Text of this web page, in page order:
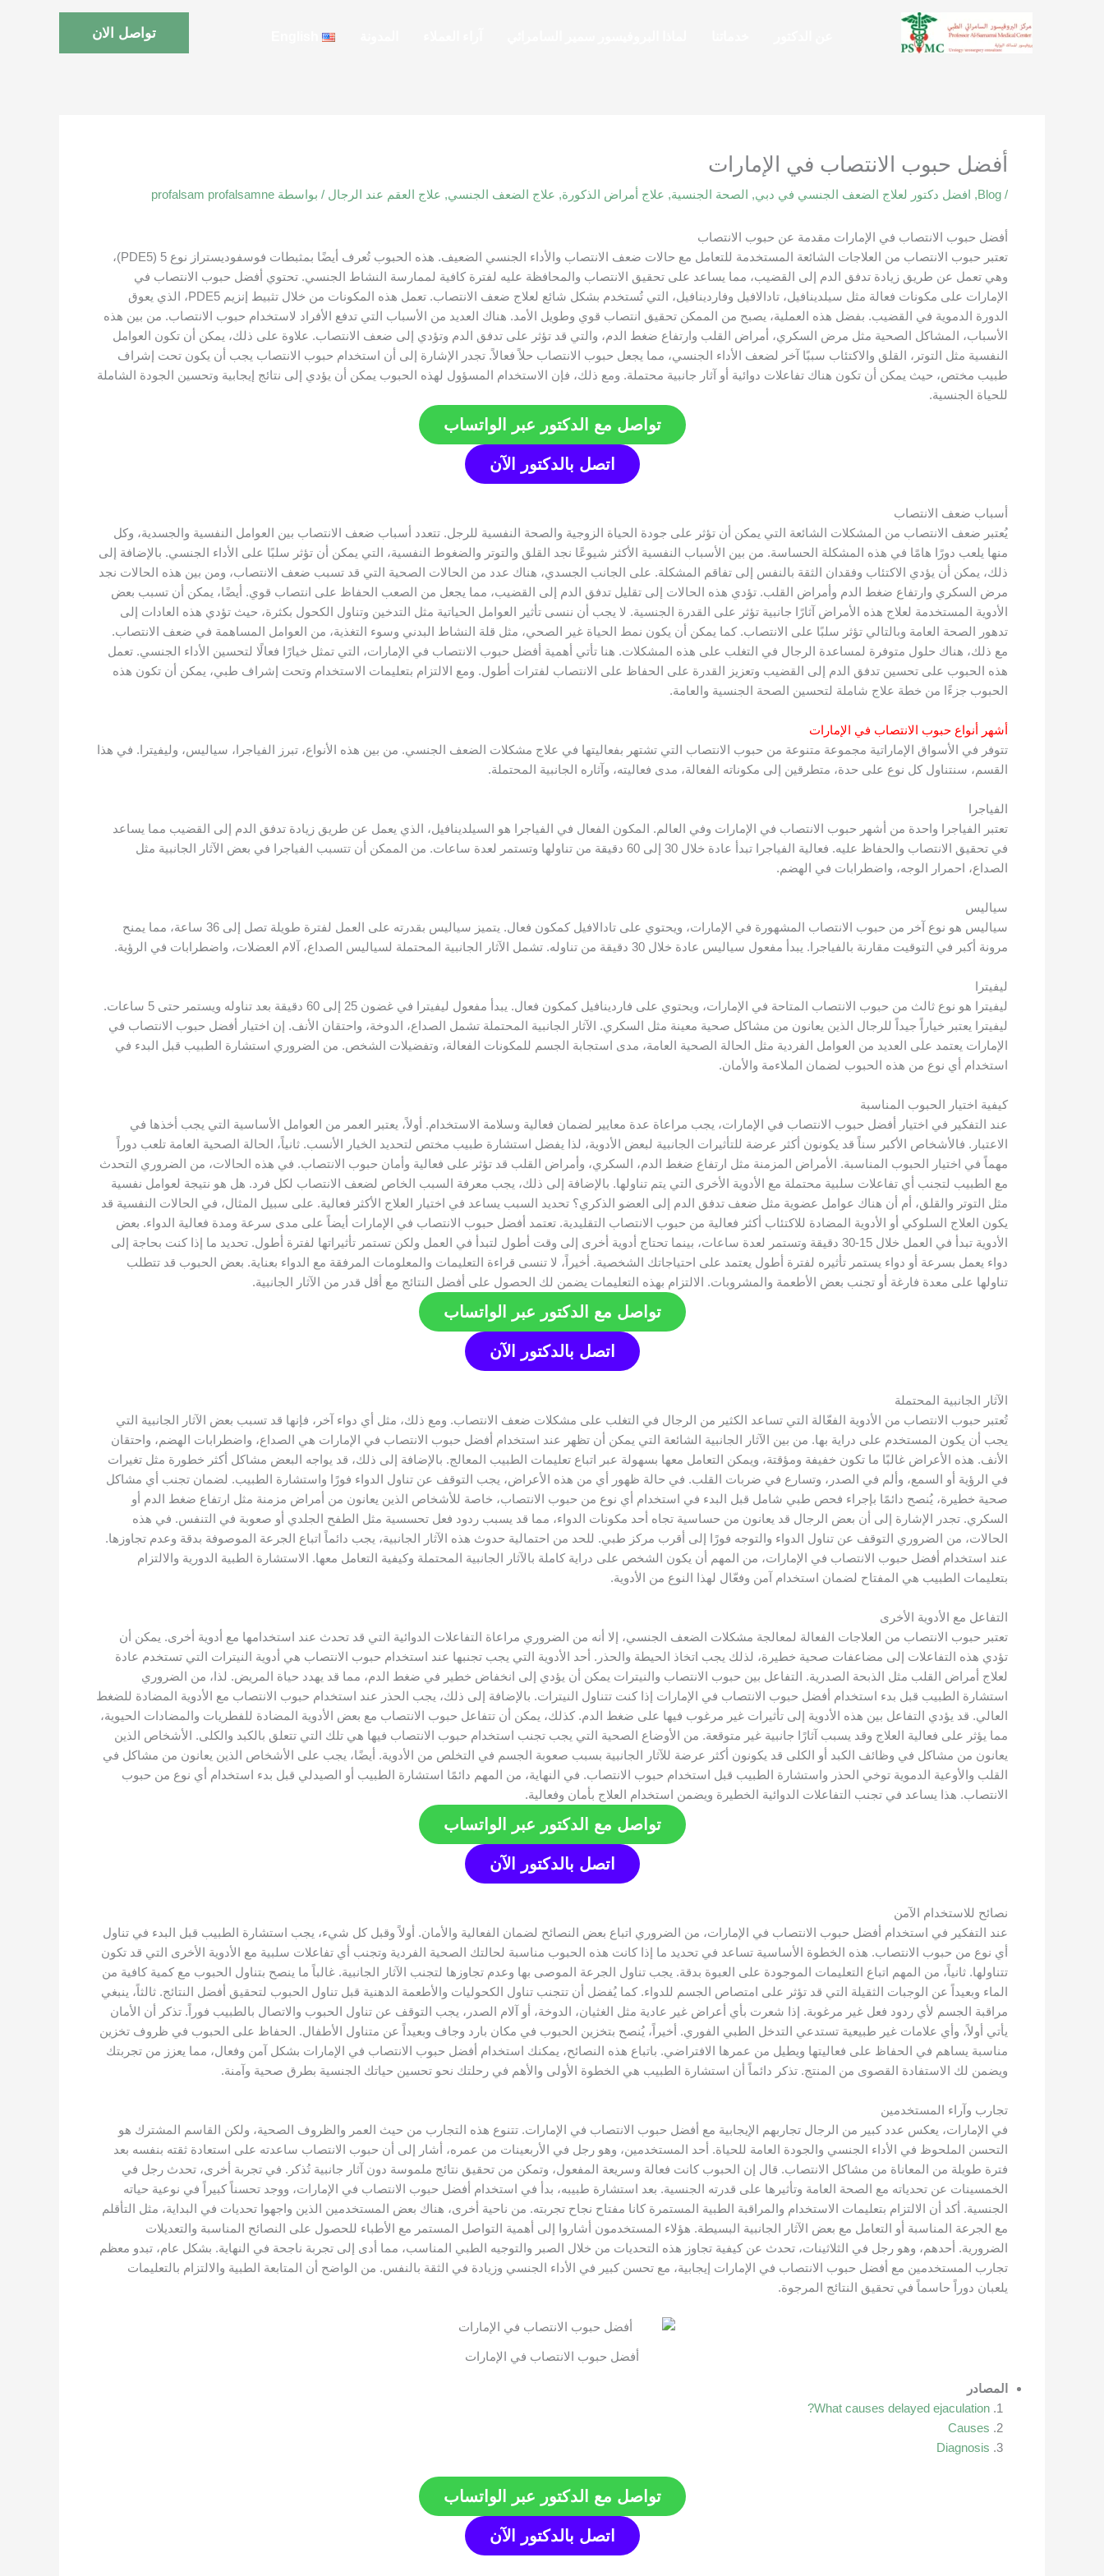
تواصل الان
أفضل حبوب الانتصاب في الإمارات
/
Blog
, افضل دكتور لعلاج الضعف الجنسي في دبي, الصحة الجنسية, علاج أمراض الذكورة, علاج الضعف الجنسي, علاج العقم عند الرجال / بواسطة profalsam profalsamne
أفضل حبوب الانتصاب في الإمارات مقدمة عن حبوب الانتصاب
تعتبر حبوب الانتصاب من العلاجات الشائعة المستخدمة للتعامل مع حالات ضعف الانتصاب والأداء الجنسي الضعيف. هذه الحبوب تُعرف أيضًا بمثبطات فوسفوديستراز نوع 5 (PDE5)،
وهي تعمل عن طريق زيادة تدفق الدم إلى القضيب، مما يساعد على تحقيق الانتصاب والمحافظة عليه لفترة كافية لممارسة النشاط الجنسي. تحتوي أفضل حبوب الانتصاب في
الإمارات على مكونات فعالة مثل سيلدينافيل، تادالافيل وفاردينافيل، التي تُستخدم بشكل شائع لعلاج ضعف الانتصاب. تعمل هذه المكونات من خلال تثبيط إنزيم PDE5، الذي يعوق
الدورة الدموية في القضيب. بفضل هذه العملية، يصبح من الممكن تحقيق انتصاب قوي وطويل الأمد. هناك العديد من الأسباب التي تدفع الأفراد لاستخدام حبوب الانتصاب. من بين هذه
الأسباب، المشاكل الصحية مثل مرض السكري، أمراض القلب وارتفاع ضغط الدم، والتي قد تؤثر على تدفق الدم وتؤدي إلى ضعف الانتصاب. علاوة على ذلك، يمكن أن تكون العوامل
النفسية مثل التوتر، القلق والاكتئاب سببًا آخر لضعف الأداء الجنسي، مما يجعل حبوب الانتصاب حلاً فعالاً. تجدر الإشارة إلى أن استخدام حبوب الانتصاب يجب أن يكون تحت إشراف
طبيب مختص، حيث يمكن أن تكون هناك تفاعلات دوائية أو آثار جانبية محتملة. ومع ذلك، فإن الاستخدام المسؤول لهذه الحبوب يمكن أن يؤدي إلى نتائج إيجابية وتحسين الجودة الشاملة
للحياة الجنسية.
تواصل مع الدكتور عبر الواتساب
اتصل بالدكتور الآن
أسباب ضعف الانتصاب
يُعتبر ضعف الانتصاب من المشكلات الشائعة التي يمكن أن تؤثر على جودة الحياة الزوجية والصحة النفسية للرجل. تتعدد أسباب ضعف الانتصاب بين العوامل النفسية والجسدية، وكل
منها يلعب دورًا هامًا في هذه المشكلة الحساسة. من بين الأسباب النفسية الأكثر شيوعًا نجد القلق والتوتر والضغوط النفسية، التي يمكن أن تؤثر سلبًا على الأداء الجنسي. بالإضافة إلى
ذلك، يمكن أن يؤدي الاكتئاب وفقدان الثقة بالنفس إلى تفاقم المشكلة. على الجانب الجسدي، هناك عدد من الحالات الصحية التي قد تسبب ضعف الانتصاب، ومن بين هذه الحالات نجد
مرض السكري وارتفاع ضغط الدم وأمراض القلب. تؤدي هذه الحالات إلى تقليل تدفق الدم إلى القضيب، مما يجعل من الصعب الحفاظ على انتصاب قوي. أيضًا، يمكن أن تسبب بعض
الأدوية المستخدمة لعلاج هذه الأمراض آثارًا جانبية تؤثر على القدرة الجنسية. لا يجب أن ننسى تأثير العوامل الحياتية مثل التدخين وتناول الكحول بكثرة، حيث تؤدي هذه العادات إلى
تدهور الصحة العامة وبالتالي تؤثر سلبًا على الانتصاب. كما يمكن أن يكون نمط الحياة غير الصحي، مثل قلة النشاط البدني وسوء التغذية، من العوامل المساهمة في ضعف الانتصاب.
مع ذلك، هناك حلول متوفرة لمساعدة الرجال في التغلب على هذه المشكلات. هنا تأتي أهمية أفضل حبوب الانتصاب في الإمارات، التي تمثل خيارًا فعالًا لتحسين الأداء الجنسي. تعمل
هذه الحبوب على تحسين تدفق الدم إلى القضيب وتعزيز القدرة على الحفاظ على الانتصاب لفترات أطول. ومع الالتزام بتعليمات الاستخدام وتحت إشراف طبي، يمكن أن تكون هذه
الحبوب جزءًا من خطة علاج شاملة لتحسين الصحة الجنسية والعامة.
أشهر أنواع حبوب الانتصاب في الإمارات
تتوفر في الأسواق الإماراتية مجموعة متنوعة من حبوب الانتصاب التي تشتهر بفعاليتها في علاج مشكلات الضعف الجنسي. من بين هذه الأنواع، تبرز الفياجرا، سياليس، وليفيترا. في هذا
القسم، سنتناول كل نوع على حدة، متطرقين إلى مكوناته الفعالة، مدى فعاليته، وآثاره الجانبية المحتملة.
الفياجرا
تعتبر الفياجرا واحدة من أشهر حبوب الانتصاب في الإمارات وفي العالم. المكون الفعال في الفياجرا هو السيلدينافيل، الذي يعمل عن طريق زيادة تدفق الدم إلى القضيب مما يساعد
في تحقيق الانتصاب والحفاظ عليه. فعالية الفياجرا تبدأ عادة خلال 30 إلى 60 دقيقة من تناولها وتستمر لعدة ساعات. من الممكن أن تتسبب الفياجرا في بعض الآثار الجانبية مثل
الصداع، احمرار الوجه، واضطرابات في الهضم.
سياليس
سياليس هو نوع آخر من حبوب الانتصاب المشهورة في الإمارات، ويحتوي على تادالافيل كمكون فعال. يتميز سياليس بقدرته على العمل لفترة طويلة تصل إلى 36 ساعة، مما يمنح
مرونة أكبر في التوقيت مقارنة بالفياجرا. يبدأ مفعول سياليس عادة خلال 30 دقيقة من تناوله. تشمل الآثار الجانبية المحتملة لسياليس الصداع، آلام العضلات، واضطرابات في الرؤية.
ليفيترا
ليفيترا هو نوع ثالث من حبوب الانتصاب المتاحة في الإمارات، ويحتوي على فاردينافيل كمكون فعال. يبدأ مفعول ليفيترا في غضون 25 إلى 60 دقيقة بعد تناوله ويستمر حتى 5 ساعات.
ليفيترا يعتبر خياراً جيداً للرجال الذين يعانون من مشاكل صحية معينة مثل السكري. الآثار الجانبية المحتملة تشمل الصداع، الدوخة، واحتقان الأنف. إن اختيار أفضل حبوب الانتصاب في
الإمارات يعتمد على العديد من العوامل الفردية مثل الحالة الصحية العامة، مدى استجابة الجسم للمكونات الفعالة، وتفضيلات الشخص. من الضروري استشارة الطبيب قبل البدء في
استخدام أي نوع من هذه الحبوب لضمان الملاءمة والأمان.
كيفية اختيار الحبوب المناسبة
عند التفكير في اختيار أفضل حبوب الانتصاب في الإمارات، يجب مراعاة عدة معايير لضمان فعالية وسلامة الاستخدام. أولاً، يعتبر العمر من العوامل الأساسية التي يجب أخذها في
الاعتبار. فالأشخاص الأكبر سناً قد يكونون أكثر عرضة للتأثيرات الجانبية لبعض الأدوية، لذا يفضل استشارة طبيب مختص لتحديد الخيار الأنسب. ثانياً، الحالة الصحية العامة تلعب دوراً
مهماً في اختيار الحبوب المناسبة. الأمراض المزمنة مثل ارتفاع ضغط الدم، السكري، وأمراض القلب قد تؤثر على فعالية وأمان حبوب الانتصاب. في هذه الحالات، من الضروري التحدث
مع الطبيب لتجنب أي تفاعلات سلبية محتملة مع الأدوية الأخرى التي يتم تناولها. بالإضافة إلى ذلك، يجب معرفة السبب الخاص لضعف الانتصاب لكل فرد. هل هو نتيجة لعوامل نفسية
مثل التوتر والقلق، أم أن هناك عوامل عضوية مثل ضعف تدفق الدم إلى العضو الذكري؟ تحديد السبب يساعد في اختيار العلاج الأكثر فعالية. على سبيل المثال، في الحالات النفسية قد
يكون العلاج السلوكي أو الأدوية المضادة للاكتئاب أكثر فعالية من حبوب الانتصاب التقليدية. تعتمد أفضل حبوب الانتصاب في الإمارات أيضاً على مدى سرعة ومدة فعالية الدواء. بعض
الأدوية تبدأ في العمل خلال 15-30 دقيقة وتستمر لعدة ساعات، بينما تحتاج أدوية أخرى إلى وقت أطول لتبدأ في العمل ولكن تستمر تأثيراتها لفترة أطول. تحديد ما إذا كنت بحاجة إلى
دواء يعمل بسرعة أو دواء يستمر تأثيره لفترة أطول يعتمد على احتياجاتك الشخصية. أخيراً، لا تنسى قراءة التعليمات والمعلومات المرفقة مع الدواء بعناية. بعض الحبوب قد تتطلب
تناولها على معدة فارغة أو تجنب بعض الأطعمة والمشروبات. الالتزام بهذه التعليمات يضمن لك الحصول على أفضل النتائج مع أقل قدر من الآثار الجانبية.
تواصل مع الدكتور عبر الواتساب
اتصل بالدكتور الآن
الآثار الجانبية المحتملة
تُعتبر حبوب الانتصاب من الأدوية الفعّالة التي تساعد الكثير من الرجال في التغلب على مشكلات ضعف الانتصاب. ومع ذلك، مثل أي دواء آخر، فإنها قد تسبب بعض الآثار الجانبية التي
يجب أن يكون المستخدم على دراية بها. من بين الآثار الجانبية الشائعة التي يمكن أن تظهر عند استخدام أفضل حبوب الانتصاب في الإمارات هي الصداع، واضطرابات الهضم، واحتقان
الأنف. هذه الأعراض غالبًا ما تكون خفيفة ومؤقتة، ويمكن التعامل معها بسهولة عبر اتباع تعليمات الطبيب المعالج. بالإضافة إلى ذلك، قد يواجه البعض مشاكل أكثر خطورة مثل تغيرات
في الرؤية أو السمع، وألم في الصدر، وتسارع في ضربات القلب. في حالة ظهور أي من هذه الأعراض، يجب التوقف عن تناول الدواء فورًا واستشارة الطبيب. لضمان تجنب أي مشاكل
صحية خطيرة، يُنصح دائمًا بإجراء فحص طبي شامل قبل البدء في استخدام أي نوع من حبوب الانتصاب، خاصة للأشخاص الذين يعانون من أمراض مزمنة مثل ارتفاع ضغط الدم أو
السكري. تجدر الإشارة إلى أن بعض الرجال قد يعانون من حساسية تجاه أحد مكونات الدواء، مما قد يسبب ردود فعل تحسسية مثل الطفح الجلدي أو صعوبة في التنفس. في هذه
الحالات، من الضروري التوقف عن تناول الدواء والتوجه فورًا إلى أقرب مركز طبي. للحد من احتمالية حدوث هذه الآثار الجانبية، يجب دائماً اتباع الجرعة الموصوفة بدقة وعدم تجاوزها.
عند استخدام أفضل حبوب الانتصاب في الإمارات، من المهم أن يكون الشخص على دراية كاملة بالآثار الجانبية المحتملة وكيفية التعامل معها. الاستشارة الطبية الدورية والالتزام
بتعليمات الطبيب هي المفتاح لضمان استخدام آمن وفعّال لهذا النوع من الأدوية.
التفاعل مع الأدوية الأخرى
تعتبر حبوب الانتصاب من العلاجات الفعالة لمعالجة مشكلات الضعف الجنسي، إلا أنه من الضروري مراعاة التفاعلات الدوائية التي قد تحدث عند استخدامها مع أدوية أخرى. يمكن أن
تؤدي هذه التفاعلات إلى مضاعفات صحية خطيرة، لذلك يجب اتخاذ الحيطة والحذر. أحد الأدوية التي يجب تجنبها عند استخدام حبوب الانتصاب هي أدوية النيترات التي تستخدم عادة
لعلاج أمراض القلب مثل الذبحة الصدرية. التفاعل بين حبوب الانتصاب والنيترات يمكن أن يؤدي إلى انخفاض خطير في ضغط الدم، مما قد يهدد حياة المريض. لذا، من الضروري
استشارة الطبيب قبل بدء استخدام أفضل حبوب الانتصاب في الإمارات إذا كنت تتناول النيترات. بالإضافة إلى ذلك، يجب الحذر عند استخدام حبوب الانتصاب مع الأدوية المضادة للضغط
العالي. قد يؤدي التفاعل بين هذه الأدوية إلى تأثيرات غير مرغوب فيها على ضغط الدم. كذلك، يمكن أن تتفاعل حبوب الانتصاب مع بعض الأدوية المضادة للفطريات والمضادات الحيوية،
مما يؤثر على فعالية العلاج وقد يسبب آثارًا جانبية غير متوقعة. من الأوضاع الصحية التي يجب تجنب استخدام حبوب الانتصاب فيها هي تلك التي تتعلق بالكبد والكلى. الأشخاص الذين
يعانون من مشاكل في وظائف الكبد أو الكلى قد يكونون أكثر عرضة للآثار الجانبية بسبب صعوبة الجسم في التخلص من الأدوية. أيضًا، يجب على الأشخاص الذين يعانون من مشاكل في
القلب والأوعية الدموية توخي الحذر واستشارة الطبيب قبل استخدام حبوب الانتصاب. في النهاية، من المهم دائمًا استشارة الطبيب أو الصيدلي قبل بدء استخدام أي نوع من حبوب
الانتصاب. هذا يساعد في تجنب التفاعلات الدوائية الخطيرة ويضمن استخدام العلاج بأمان وفعالية.
تواصل مع الدكتور عبر الواتساب
اتصل بالدكتور الآن
نصائح للاستخدام الآمن
عند التفكير في استخدام أفضل حبوب الانتصاب في الإمارات، من الضروري اتباع بعض النصائح لضمان الفعالية والأمان. أولاً وقبل كل شيء، يجب استشارة الطبيب قبل البدء في تناول
أي نوع من حبوب الانتصاب. هذه الخطوة الأساسية تساعد في تحديد ما إذا كانت هذه الحبوب مناسبة لحالتك الصحية الفردية وتجنب أي تفاعلات سلبية مع الأدوية الأخرى التي قد تكون
تتناولها. ثانياً، من المهم اتباع التعليمات الموجودة على العبوة بدقة. يجب تناول الجرعة الموصى بها وعدم تجاوزها لتجنب الآثار الجانبية. غالباً ما ينصح بتناول الحبوب مع كمية كافية من
الماء وبعيداً عن الوجبات الثقيلة التي قد تؤثر على امتصاص الجسم للدواء. كما يُفضل أن تتجنب تناول الكحوليات والأطعمة الدهنية قبل تناول الحبوب لتحقيق أفضل النتائج. ثالثاً، ينبغي
مراقبة الجسم لأي ردود فعل غير مرغوبة. إذا شعرت بأي أعراض غير عادية مثل الغثيان، الدوخة، أو آلام الصدر، يجب التوقف عن تناول الحبوب والاتصال بالطبيب فوراً. تذكر أن الأمان
يأتي أولاً، وأي علامات غير طبيعية تستدعي التدخل الطبي الفوري. أخيراً، يُنصح بتخزين الحبوب في مكان بارد وجاف وبعيداً عن متناول الأطفال. الحفاظ على الحبوب في ظروف تخزين
مناسبة يساهم في الحفاظ على فعاليتها ويطيل من عمرها الافتراضي. باتباع هذه النصائح، يمكنك استخدام أفضل حبوب الانتصاب في الإمارات بشكل آمن وفعال، مما يعزز من تجربتك
ويضمن لك الاستفادة القصوى من المنتج. تذكر دائماً أن استشارة الطبيب هي الخطوة الأولى والأهم في رحلتك نحو تحسين حياتك الجنسية بطرق صحية وآمنة.
تجارب وآراء المستخدمين
في الإمارات، يعكس عدد كبير من الرجال تجاربهم الإيجابية مع أفضل حبوب الانتصاب في الإمارات. تتنوع هذه التجارب من حيث العمر والظروف الصحية، ولكن القاسم المشترك هو
التحسن الملحوظ في الأداء الجنسي والجودة العامة للحياة. أحد المستخدمين، وهو رجل في الأربعينات من عمره، أشار إلى أن حبوب الانتصاب ساعدته على استعادة ثقته بنفسه بعد
فترة طويلة من المعاناة من مشاكل الانتصاب. قال إن الحبوب كانت فعالة وسريعة المفعول، وتمكن من تحقيق نتائج ملموسة دون آثار جانبية تُذكر. في تجربة أخرى، تحدث رجل في
الخمسينات عن تحدياته مع الصحة العامة وتأثيرها على قدرته الجنسية. بعد استشارة طبيبه، بدأ في استخدام أفضل حبوب الانتصاب في الإمارات، ووجد تحسناً كبيراً في نوعية حياته
الجنسية. أكد أن الالتزام بتعليمات الاستخدام والمراقبة الطبية المستمرة كانا مفتاح نجاح تجربته. من ناحية أخرى، هناك بعض المستخدمين الذين واجهوا تحديات في البداية، مثل التأقلم
مع الجرعة المناسبة أو التعامل مع بعض الآثار الجانبية البسيطة. هؤلاء المستخدمون أشاروا إلى أهمية التواصل المستمر مع الأطباء للحصول على النصائح المناسبة والتعديلات
الضرورية. أحدهم، وهو رجل في الثلاثينات، تحدث عن كيفية تجاوز هذه التحديات من خلال الصبر والتوجيه الطبي المناسب، مما أدى إلى تجربة ناجحة في النهاية. بشكل عام، تبدو معظم
تجارب المستخدمين مع أفضل حبوب الانتصاب في الإمارات إيجابية، مع تحسن كبير في الأداء الجنسي وزيادة في الثقة بالنفس. من الواضح أن المتابعة الطبية والالتزام بالتعليمات
يلعبان دوراً حاسماً في تحقيق النتائج المرجوة.
أفضل حبوب الانتصاب في الإمارات
المصادر
What causes delayed ejaculation?
Causes
Diagnosis
تواصل مع الدكتور عبر الواتساب
اتصل بالدكتور الآن